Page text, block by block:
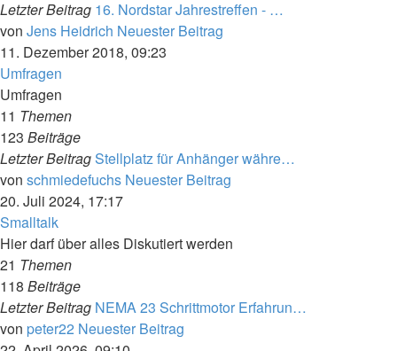
Letzter Beitrag 16. Nordstar Jahrestreffen - …
von Jens Heidrich Neuester Beitrag
11. Dezember 2018, 09:23
Umfragen
Umfragen
11 Themen
123 Beiträge
Letzter BeitragStellplatz für Anhänger währe…
von schmiedefuchs Neuester Beitrag
20. Juli 2024, 17:17
Smalltalk
Hier darf über alles Diskutiert werden
21 Themen
118 Beiträge
Letzter Beitrag NEMA 23 Schrittmotor Erfahrun…
von peter22 Neuester Beitrag